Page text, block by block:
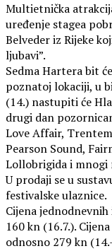
Multietnička
uređenje stagea
Belveder iz Rijeke
ljubavi”.
Sedma Hartera bit
poznatoj lokaciji, u
(14.) nastupiti će
drugi dan
Love Affair,
Pearson Sound,
Lollobrigida i
U prodaji se u
festivalske ulaznice.
Cijena
160 kn (16.7.).
odnosno 279 kn